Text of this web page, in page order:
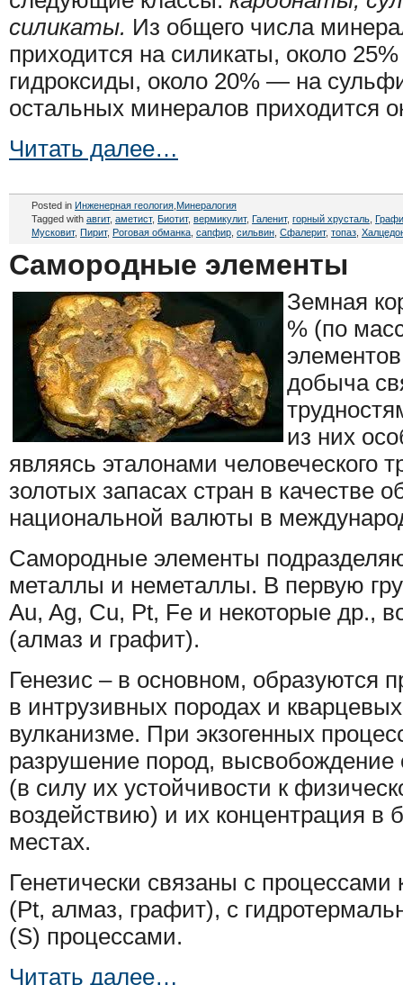
силикаты. Из общего числа
приходится на силикаты, около
гидроксиды, около 20% — на
остальных минералов приходится
Читать далее…
Posted in Инженерная геология Минералогия
Tagged with авгит, аметист, Биотит, вермикулит, Галенит, горный хрусталь
Мусковит, Пирит, Роговая обманка сапфир сильвин Сфалерит, топаз
Самородные элементы
Земная
% (по
добыча
из них
являясь эталонами человеческого
золотых запасах стран в качестве
национальной валюты в
Самородные элементы
металлы и неметаллы. В первую
Au, Ag, Cu, Pt, Fe и некоторые др.,
(алмаз и графит).
Генезис – в основном, образуются
в интрузивных породах и
вулканизме. При экзогенных
разрушение пород,
(в силу их устойчивости к
воздействию) и их концентрация в
местах.
Генетически связаны с
(Pt, алмаз, графит), с
(S) процессами.
Читать далее…